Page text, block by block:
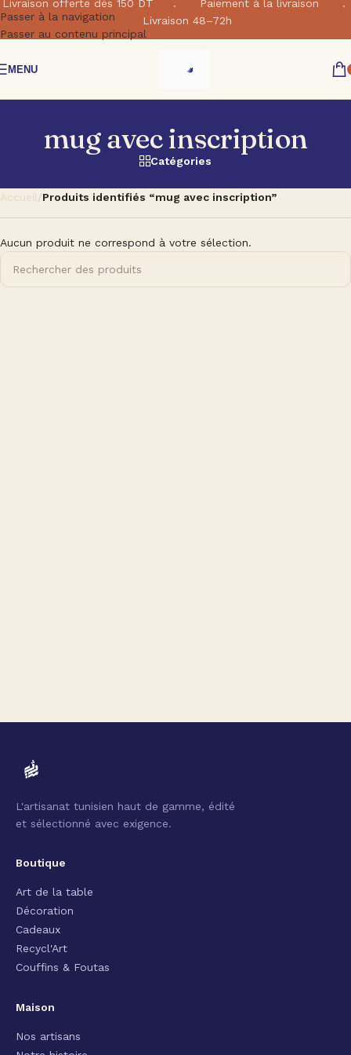
Passer à la navigation
Passer au contenu principal
Livraison offerte dés 150 DT . Paiement à la livraison .
Livraison 48–72h
MENU
mug avec inscription
Catégories
Accueil/Produits identifiés “mug avec inscription”
Aucun produit ne correspond à votre sélection.
L'artisanat tunisien haut de gamme, édité
et sélectionné avec exigence.
Boutique
Art de la table
Décoration
Cadeaux
Recycl'Art
Couffins & Foutas
Maison
Nos artisans